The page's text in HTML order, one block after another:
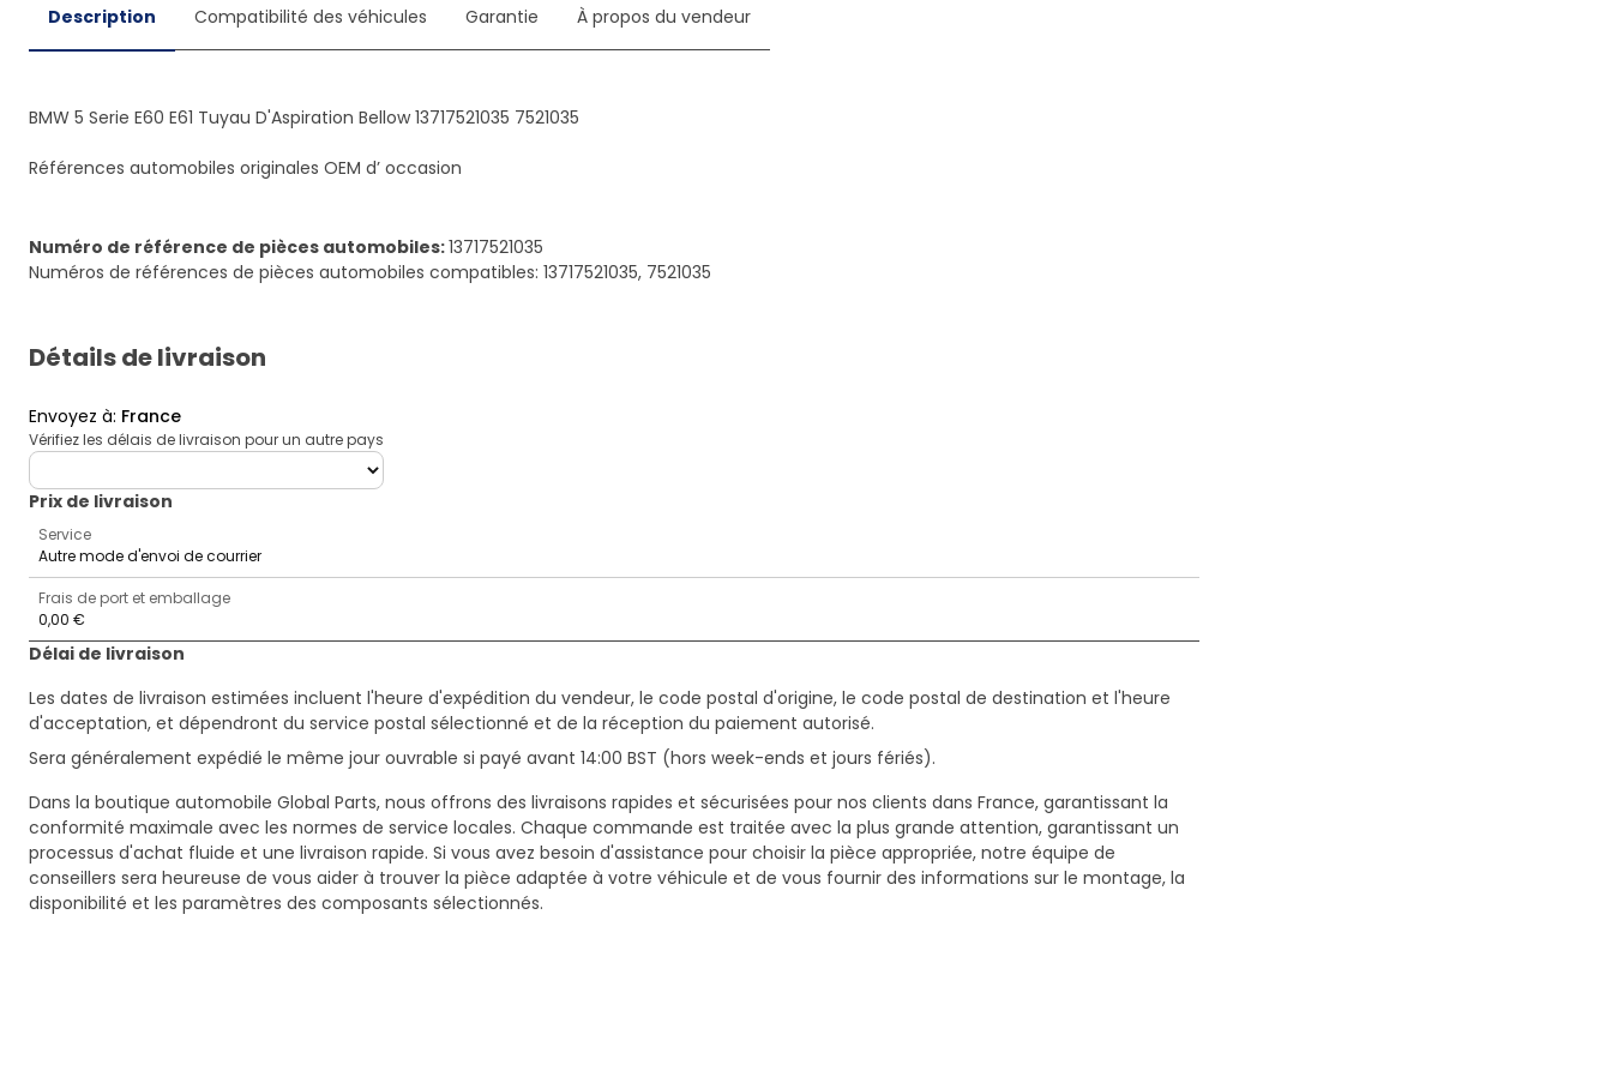
Description Compatibilité des véhicules Garantie À propos du vendeur
BMW 5 Serie E60 E61 Tuyau D'Aspiration Bellow 13717521035 7521035
Références automobiles originales OEM d’ occasion
Numéro de référence de pièces automobiles:13717521035
Numéros de références de pièces automobiles compatibles: 13717521035, 7521035
Détails de livraison
Envoyez à: France
Vérifiez les délais de livraison pour un autre pays
deliveryCountry
Prix ​​de livraison
Service
Autre mode d'envoi de courrier
Frais de port et emballage
0,00 €
Délai de livraison
Les dates de livraison estimées incluent l'heure d'expédition du vendeur, le code postal d'origine, le code postal de destination et l'heure
d'acceptation, et dépendront du service postal sélectionné et de la réception du paiement autorisé.
Sera généralement expédié le même jour ouvrable si payé avant 14:00 BST (hors week-ends et jours fériés).
Dans la boutique automobile Global Parts, nous offrons des livraisons rapides et sécurisées pour nos clients dans France, garantissant la
conformité maximale avec les normes de service locales. Chaque commande est traitée avec la plus grande attention, garantissant un
processus d'achat fluide et une livraison rapide. Si vous avez besoin d'assistance pour choisir la pièce appropriée, notre équipe de
conseillers sera heureuse de vous aider à trouver la pièce adaptée à votre véhicule et de vous fournir des informations sur le montage, la
disponibilité et les paramètres des composants sélectionnés.